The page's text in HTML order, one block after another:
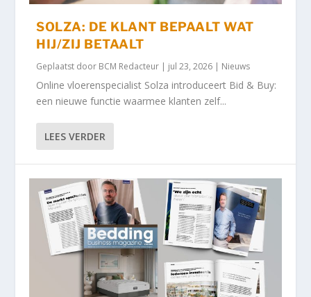
SOLZA: DE KLANT BEPAALT WAT
HIJ/ZIJ BETAALT
Geplaatst door BCM Redacteur | jul 23, 2026 | Nieuws
Online vloerenspecialist Solza introduceert Bid & Buy:
een nieuwe functie waarmee klanten zelf...
LEES VERDER